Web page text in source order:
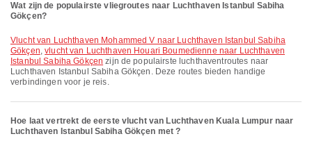
Wat zijn de populairste vliegroutes naar Luchthaven Istanbul Sabiha
Gökçen?
vlucht van Luchthaven Mohammed V naar Luchthaven Istanbul Sabiha
Gökçen,vlucht van Luchthaven Houari Boumedienne naar Luchthaven
Istanbul Sabiha Gökçen zijn de populairste luchthaventroutes naar
Luchthaven Istanbul Sabiha Gökçen. Deze routes bieden handige
verbindingen voor je reis.
Hoe laat vertrekt de eerste vlucht van Luchthaven Kuala Lumpur naar
Luchthaven Istanbul Sabiha Gökçen met ?